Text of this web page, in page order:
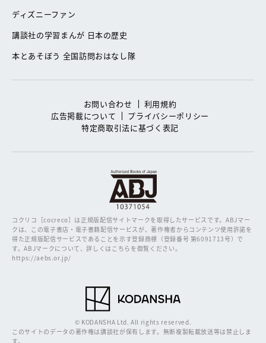
ディズニーファン
講談社の学習まんが 日本の歴史
本とあそぼう 全国訪問おはなし隊
お問い合わせ
利用規約
広告掲載について
プライバシーポリシー
特定商取引法に基づく表記
コクリコ［cocreco］は正規版配信サイトマークを取得したサービスです。ABJマー
クは、この電子書店・電子書籍配信サービスが、著作権者からコンテンツ使用許諾を
得た正規版配信サービスであることを示す登録商標（登録番号 第6091713号）で
す。ABJマークについて、詳しくはこちらを御覧ください。
https://aebs.or.jp/
© KODANSHA Ltd. All rights reserved.
このサイトのデータの著作権は講談社が保有します。無断複製転載放送等は禁止しま
す。